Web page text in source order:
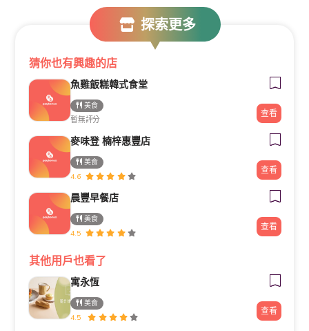
探索更多
猜你也有興趣的店
魚雞飯糕韓式食堂
美食
暫無評分
查看
麥味登 楠梓惠豐店
美食
4.6
查看
晨豐早餐店
美食
4.5
查看
其他用戶也看了
寓永恆
美食
4.5
查看